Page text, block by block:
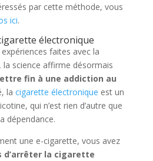
par cette méthode, vous
ici.
électronique
faites avec la
science affirme désormais
fin à une addiction au
la cigarette électronique est un
qui n’est rien d’autre que
dépendance.
une e-cigarette, vous avez
d’arrêter la cigarette